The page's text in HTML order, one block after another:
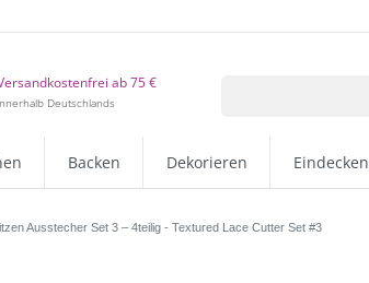
ab 75 €
Deutschlands
Backen Dekorieren Eindecken
Ausstecher Set 3 – 4teilig - Textured Lace Cutter Set #3